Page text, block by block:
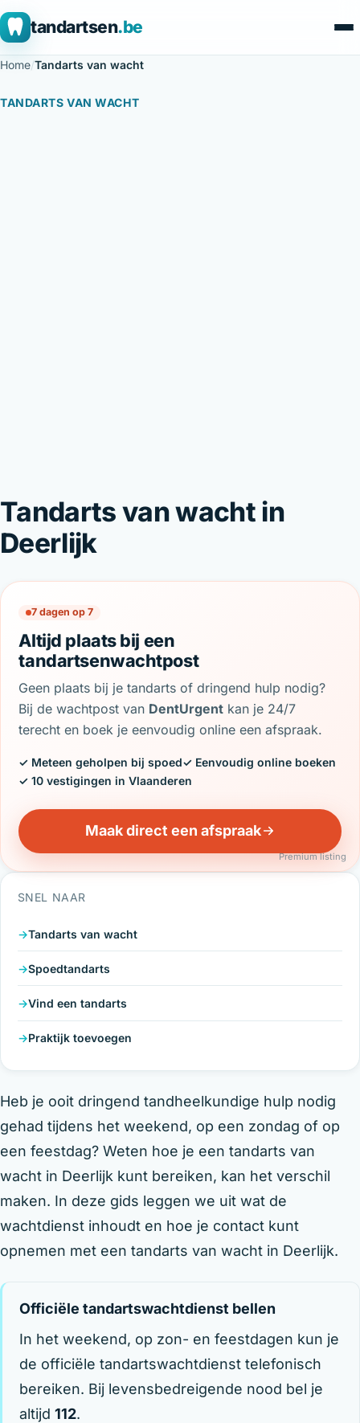
tandartsen.be
Home/Tandarts van wacht
TANDARTS VAN WACHT
Tandarts van wacht in
Deerlijk
7 dagen op 7
Altijd plaats bij een
tandartsenwachtpost
Geen plaats bij je tandarts of dringend hulp nodig?
Bij de wachtpost van DentUrgent kan je 24/7
terecht en boek je eenvoudig online een afspraak.
✓ Meteen geholpen bij spoed✓ Eenvoudig online boeken
✓ 10 vestigingen in Vlaanderen
Maak direct een afspraak
Premium listing
SNEL NAAR
Tandarts van wacht
Spoedtandarts
Vind een tandarts
Praktijk toevoegen
Heb je ooit dringend tandheelkundige hulp nodig
gehad tijdens het weekend, op een zondag of op
een feestdag? Weten hoe je een tandarts van
wacht in Deerlijk kunt bereiken, kan het verschil
maken. In deze gids leggen we uit wat de
wachtdienst inhoudt en hoe je contact kunt
opnemen met een tandarts van wacht in Deerlijk.
Officiële tandartswachtdienst bellen
In het weekend, op zon- en feestdagen kun je
de officiële tandartswachtdienst telefonisch
bereiken. Bij levensbedreigende nood bel je
altijd 112.